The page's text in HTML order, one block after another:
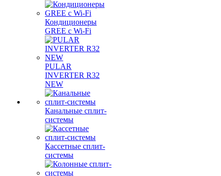
Кондиционеры
GREE с Wi-Fi
PULAR
INVERTER R32
NEW
Канальные сплит-
системы
Кассетные сплит-
системы